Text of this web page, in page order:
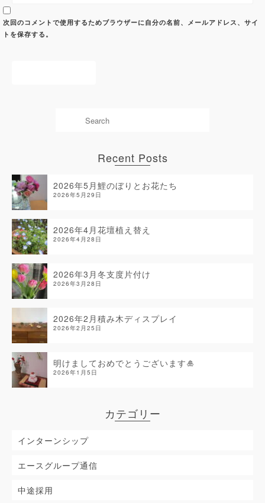
次回のコメントで使用するためブラウザーに自分の名前、メールアドレス、サイ
トを保存する。
Recent Posts
2026年5月鯉のぼりとお花たち
2026年5月29日
2026年4月花壇植え替え
2026年4月28日
2026年3月冬支度片付け
2026年3月28日
2026年2月積み木ディスプレイ
2026年2月25日
明けましておめでとうございます🎍
2026年1月5日
カテゴリー
インターンシップ
エースグループ通信
中途採用